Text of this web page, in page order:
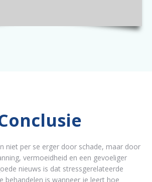
niet per se erger door schade, maar door
vermoeidheid en een gevoeliger
nieuws is dat stressgerelateerde
behandelen is wanneer je leert hoe